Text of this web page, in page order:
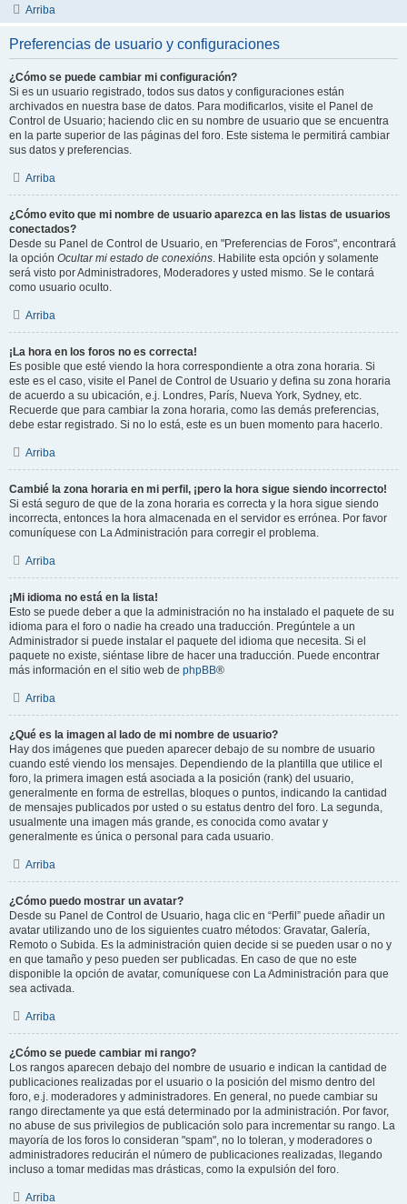
Arriba
Preferencias de usuario y configuraciones
¿Cómo se puede cambiar mi configuración?
Si es un usuario registrado, todos sus datos y configuraciones están
archivados en nuestra base de datos. Para modificarlos, visite el Panel de
Control de Usuario; haciendo clic en su nombre de usuario que se encuentra
en la parte superior de las páginas del foro. Este sistema le permitirá cambiar
sus datos y preferencias.
Arriba
¿Cómo evito que mi nombre de usuario aparezca en las listas de usuarios
conectados?
Desde su Panel de Control de Usuario, en "Preferencias de Foros", encontrará
la opción Ocultar mi estado de conexións. Habilite esta opción y solamente
será visto por Administradores, Moderadores y usted mismo. Se le contará
como usuario oculto.
Arriba
¡La hora en los foros no es correcta!
Es posible que esté viendo la hora correspondiente a otra zona horaria. Si
este es el caso, visite el Panel de Control de Usuario y defina su zona horaria
de acuerdo a su ubicación, e.j. Londres, París, Nueva York, Sydney, etc.
Recuerde que para cambiar la zona horaria, como las demás preferencias,
debe estar registrado. Si no lo está, este es un buen momento para hacerlo.
Arriba
Cambié la zona horaria en mi perfil, ¡pero la hora sigue siendo incorrecto!
Si está seguro de que de la zona horaria es correcta y la hora sigue siendo
incorrecta, entonces la hora almacenada en el servidor es errónea. Por favor
comuníquese con La Administración para corregir el problema.
Arriba
¡Mi idioma no está en la lista!
Esto se puede deber a que la administración no ha instalado el paquete de su
idioma para el foro o nadie ha creado una traducción. Pregúntele a un
Administrador si puede instalar el paquete del idioma que necesita. Si el
paquete no existe, siéntase libre de hacer una traducción. Puede encontrar
más información en el sitio web de phpBB®
Arriba
¿Qué es la imagen al lado de mi nombre de usuario?
Hay dos imágenes que pueden aparecer debajo de su nombre de usuario
cuando esté viendo los mensajes. Dependiendo de la plantilla que utilice el
foro, la primera imagen está asociada a la posición (rank) del usuario,
generalmente en forma de estrellas, bloques o puntos, indicando la cantidad
de mensajes publicados por usted o su estatus dentro del foro. La segunda,
usualmente una imagen más grande, es conocida como avatar y
generalmente es única o personal para cada usuario.
Arriba
¿Cómo puedo mostrar un avatar?
Desde su Panel de Control de Usuario, haga clic en “Perfil” puede añadir un
avatar utilizando uno de los siguientes cuatro métodos: Gravatar, Galería,
Remoto o Subida. Es la administración quien decide si se pueden usar o no y
en que tamaño y peso pueden ser publicadas. En caso de que no este
disponible la opción de avatar, comuníquese con La Administración para que
sea activada.
Arriba
¿Cómo se puede cambiar mi rango?
Los rangos aparecen debajo del nombre de usuario e indican la cantidad de
publicaciones realizadas por el usuario o la posición del mismo dentro del
foro, e.j. moderadores y administradores. En general, no puede cambiar su
rango directamente ya que está determinado por la administración. Por favor,
no abuse de sus privilegios de publicación solo para incrementar su rango. La
mayoría de los foros lo consideran "spam", no lo toleran, y moderadores o
administradores reducirán el número de publicaciones realizadas, llegando
incluso a tomar medidas mas drásticas, como la expulsión del foro.
Arriba